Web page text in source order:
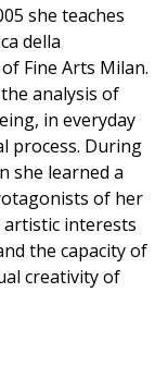
she teaches
della
Fine Arts Milan.
analysis of
in everyday
process. During
she learned a
of her
interests
the capacity of
creativity of